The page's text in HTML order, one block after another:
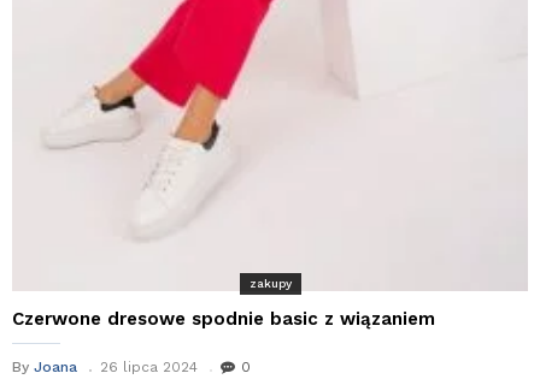
zakupy
Czerwone dresowe spodnie basic z wiązaniem
By Joana 26 lipca 2024 0